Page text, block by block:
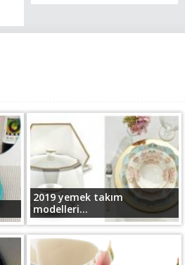
2019 yemek takım
modelleri...